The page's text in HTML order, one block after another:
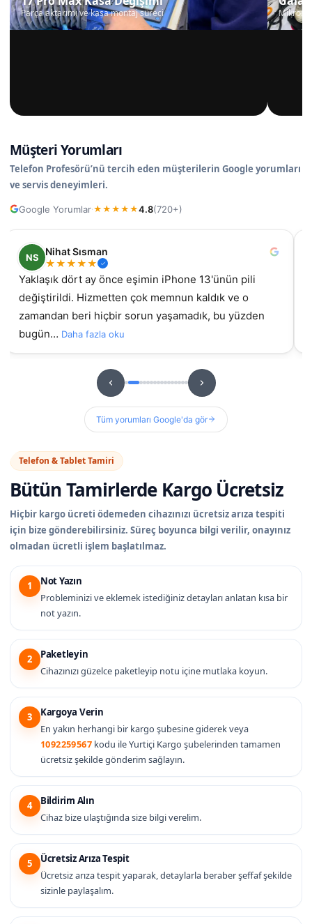
Parça aktarımı ve kasa montaj süreci
Müşteri Yorumları
Telefon Profesörü’nü tercih eden müşterilerin Google yorumları
ve servis deneyimleri.
Google Yorumlar·★ ★ ★ ★ ★4.8(720+)
NS
Nihat Sısman
★★★★★
Yaklaşık dört ay önce eşimin iPhone 13'ünün pili
değiştirildi. Hizmetten çok memnun kaldık ve o
zamandan beri hiçbir sorun yaşamadık, bu yüzden
bugün… Daha fazla oku
Tüm yorumları Google'da gör
Telefon & Tablet Tamiri
Bütün Tamirlerde Kargo Ücretsiz
Hiçbir kargo ücreti ödemeden cihazınızı ücretsiz arıza tespiti
için bize gönderebilirsiniz. Süreç boyunca bilgi verilir, onayınız
olmadan ücretli işlem başlatılmaz.
1
Not Yazın
Probleminizi ve eklemek istediğiniz detayları anlatan kısa bir
not yazın.
2
Paketleyin
Cihazınızı güzelce paketleyip notu içine mutlaka koyun.
3
Kargoya Verin
En yakın herhangi bir kargo şubesine giderek veya
1092259567 kodu ile Yurtiçi Kargo şubelerinden tamamen
ücretsiz şekilde gönderim sağlayın.
4
Bildirim Alın
Cihaz bize ulaştığında size bilgi verelim.
5
Ücretsiz Arıza Tespit
Ücretsiz arıza tespit yaparak, detaylarla beraber şeffaf şekilde
sizinle paylaşalım.